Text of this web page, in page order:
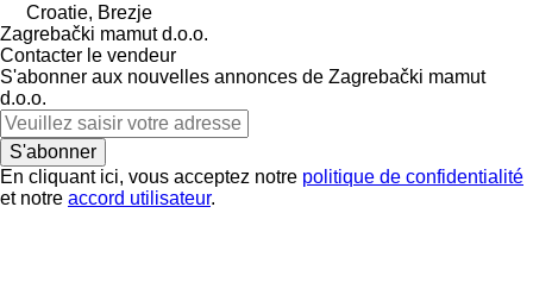
Croatie, Brezje
Zagrebački mamut d.o.o.
Contacter le vendeur
S'abonner aux nouvelles annonces de Zagrebački mamut
d.o.o.
S'abonner
En cliquant ici, vous acceptez notre politique de confidentialité
et notre accord utilisateur.